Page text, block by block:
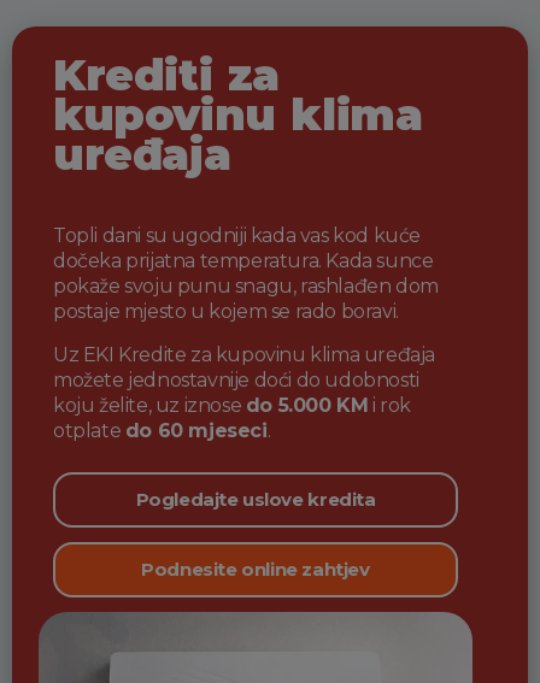
Krediti za
kupovinu klima
uređaja
Topli dani su ugodniji kada vas kod kuće
dočeka prijatna temperatura. Kada sunce
pokaže svoju punu snagu, rashlađen dom
postaje mjesto u kojem se rado boravi.
Uz EKI Kredite za kupovinu klima uređaja
možete jednostavnije doći do udobnosti
koju želite, uz iznose do 5.000 KM i rok
otplate do 60 mjeseci.
Pogledajte uslove kredita
Podnesite online zahtjev